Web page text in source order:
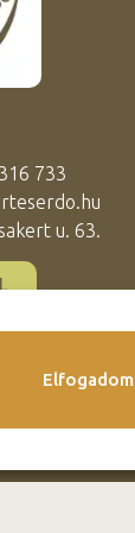
Elfogadom
733
u. 63.